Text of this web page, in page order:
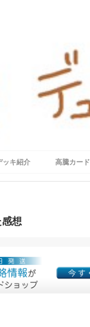
ッキ紹介 高騰カード
想